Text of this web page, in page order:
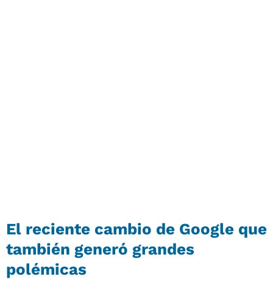
El reciente cambio de Google que
también generó grandes
polémicas